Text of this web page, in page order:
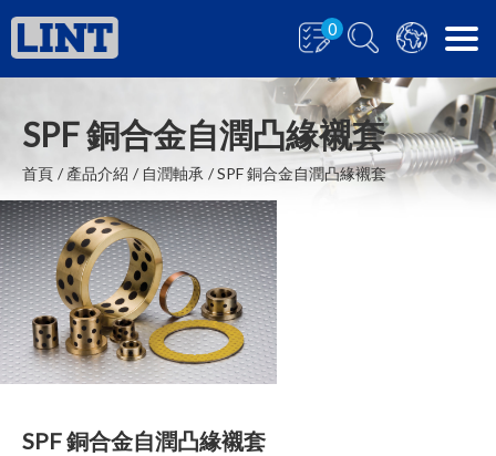
0
SPF 銅合金自潤凸緣襯套
首頁 產品介紹 自潤軸承 SPF 銅合金自潤凸緣襯套
SPF 銅合金自潤凸緣襯套